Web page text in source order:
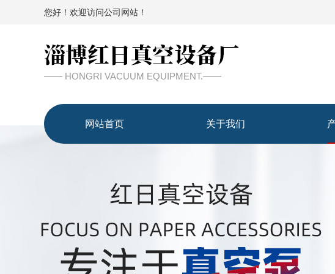
您好！欢迎访问公司网站！
—— HONGRI VACUUM EQUIPMENT.——
网站首页 关于我们